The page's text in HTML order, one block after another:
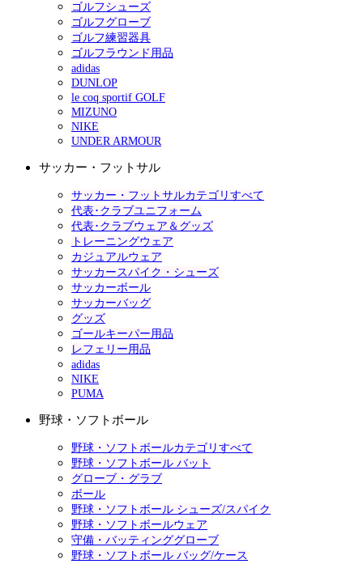
ゴルフシューズ
ゴルフグローブ
ゴルフ練習器具
ゴルフラウンド用品
adidas
DUNLOP
le coq sportif GOLF
MIZUNO
NIKE
UNDER ARMOUR
サッカー・フットサル
サッカー・フットサルカテゴリすべて
代表･クラブユニフォーム
代表･クラブウェア＆グッズ
トレーニングウェア
カジュアルウェア
サッカースパイク・シューズ
サッカーボール
サッカーバッグ
グッズ
ゴールキーパー用品
レフェリー用品
adidas
NIKE
PUMA
野球・ソフトボール
野球・ソフトボールカテゴリすべて
野球・ソフトボール バット
グローブ・グラブ
ボール
野球・ソフトボール シューズ/スパイク
野球・ソフトボールウェア
守備・バッティンググローブ
野球・ソフトボール バッグ/ケース